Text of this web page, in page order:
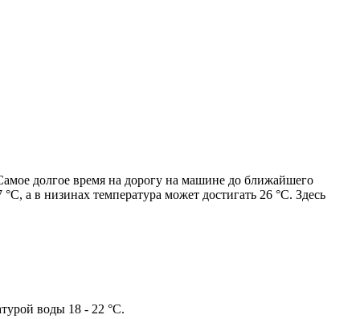
долгое время на дорогу на машине до ближайшего
а в низинах температура может достигать 26 °C. Здесь
воды 18 - 22 °C.